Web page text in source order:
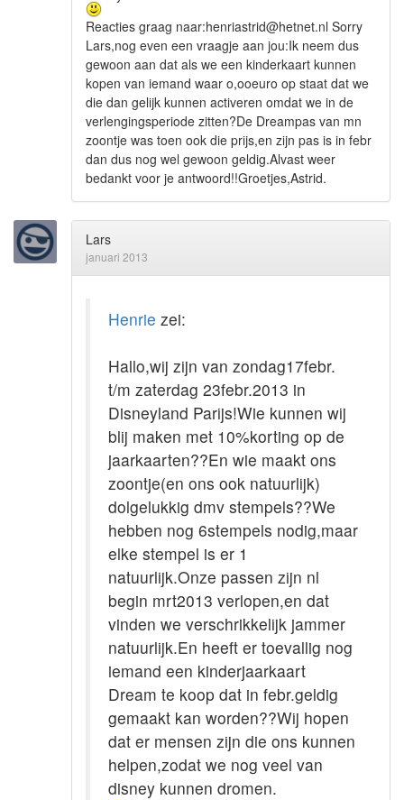
Reacties graag naar:henriastrid@hetnet.nl Sorry
Lars,nog even een vraagje aan jou:Ik neem dus
gewoon aan dat als we een kinderkaart kunnen
kopen van iemand waar o,ooeuro op staat dat we
die dan gelijk kunnen activeren omdat we in de
verlengingsperiode zitten?De Dreampas van mn
zoontje was toen ook die prijs,en zijn pas is in febr
dan dus nog wel gewoon geldig.Alvast weer
bedankt voor je antwoord!!Groetjes,Astrid.
Lars
januari 2013
Henrie zei:
Hallo,wij zijn van zondag17febr.
t/m zaterdag 23febr.2013 in
Disneyland Parijs!Wie kunnen wij
blij maken met 10%korting op de
jaarkaarten??En wie maakt ons
zoontje(en ons ook natuurlijk)
dolgelukkig dmv stempels??We
hebben nog 6stempels nodig,maar
elke stempel is er 1
natuurlijk.Onze passen zijn nl
begin mrt2013 verlopen,en dat
vinden we verschrikkelijk jammer
natuurlijk.En heeft er toevallig nog
iemand een kinderjaarkaart
Dream te koop dat in febr.geldig
gemaakt kan worden??Wij hopen
dat er mensen zijn die ons kunnen
helpen,zodat we nog veel van
disney kunnen dromen.